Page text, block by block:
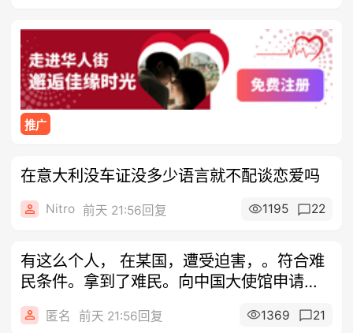
推广
在意大利没车证没多少语言就不配谈恋爱吗
Nitro 前天 21:56回复 1195 22
有这么个人， 在某国，遭受迫害，。符合难
民条件。拿到了难民。向中国大使馆申请补
办
匿名 前天 21:56回复 1369 21